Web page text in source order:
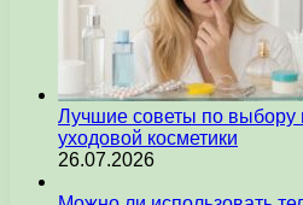
Лучшие советы по выбору
уходовой косметики
26.07.2026